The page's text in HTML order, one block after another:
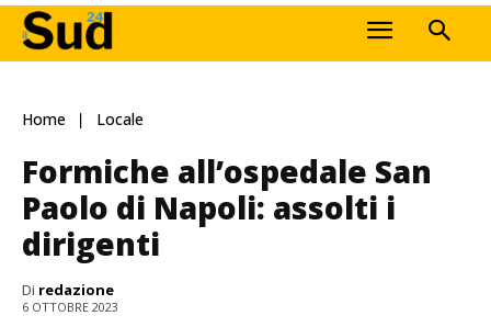
Home Locale
Formiche all’ospedale San
Paolo di Napoli: assolti i
dirigenti
Di redazione
6 OTTOBRE 2023